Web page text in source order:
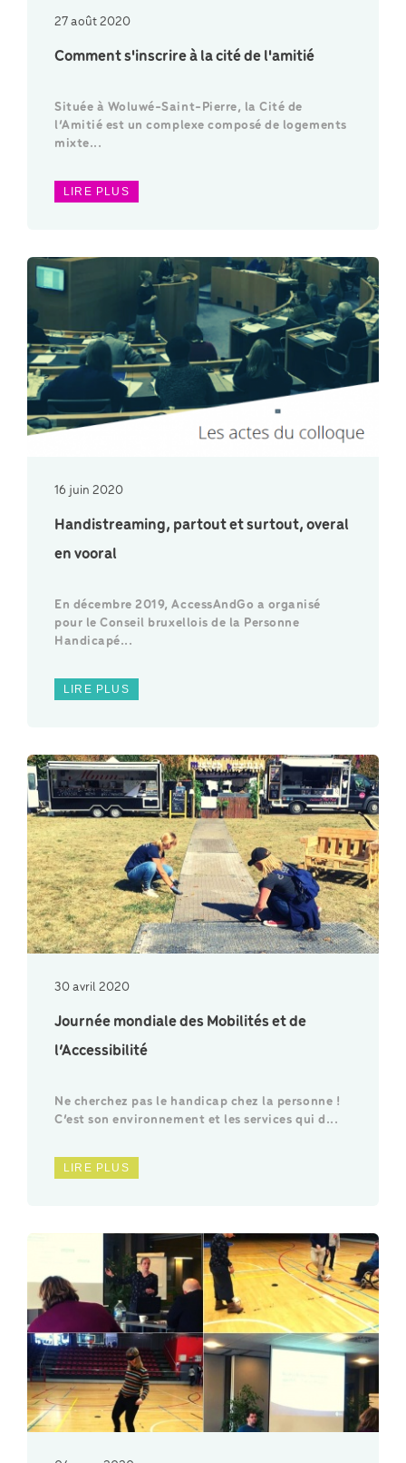
27 août 2020
Comment s'inscrire à la cité de l'amitié
Située à Woluwé-Saint-Pierre, la Cité de
l’Amitié est un complexe composé de logements
mixte...
LIRE PLUS
16 juin 2020
Handistreaming, partout et surtout, overal
en vooral
En décembre 2019, AccessAndGo a organisé
pour le Conseil bruxellois de la Personne
Handicapé...
LIRE PLUS
30 avril 2020
Journée mondiale des Mobilités et de
l’Accessibilité
Ne cherchez pas le handicap chez la personne !
C’est son environnement et les services qui d...
LIRE PLUS